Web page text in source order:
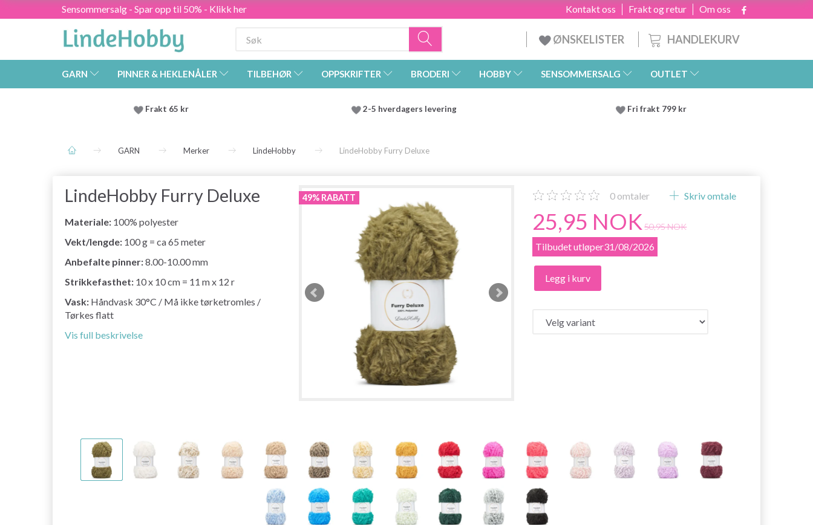
Sensommersalg - Spar opp til 50% - Klikk her Om oss
Frakt og retur
Kontakt oss
HANDLEKURV
ØNSKELISTER
GARN PINNER & HEKLENÅLER TILBEHØR OPPSKRIFTER BRODERI HOBBY SENSOMMERSALG OUTLET
Frakt 65 kr 2-5 hverdagers levering Fri frakt 799 kr
GARN Merker LindeHobby LindeHobby Furry Deluxe
LindeHobby Furry Deluxe
Materiale: 100% polyester
Vekt/lengde: 100 g = ca 65 meter
Anbefalte pinner:8.00-10.00 mm
Strikkefasthet: 10 x 10 cm = 11 m x 12 r
Vask: Håndvask 30°C / Må ikke tørketromles /
Tørkes flatt
Vis full beskrivelse
49% RABATT 0 omtaler Skriv omtale
25,95 NOK 50,95 NOK
Tilbudet utløper31/08/2026
Legg i kurv